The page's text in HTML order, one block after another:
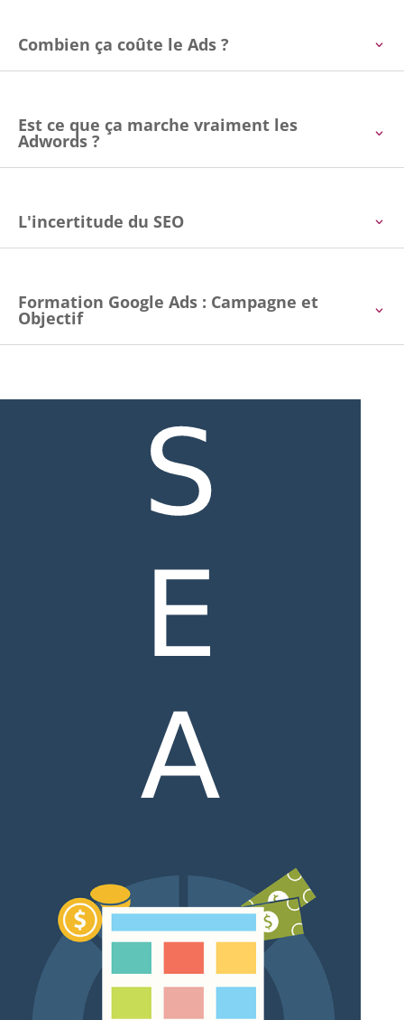
Combien ça coûte le Ads ?
Est ce que ça marche vraiment les
Adwords ?
L'incertitude du SEO
Formation Google Ads : Campagne et
Objectif